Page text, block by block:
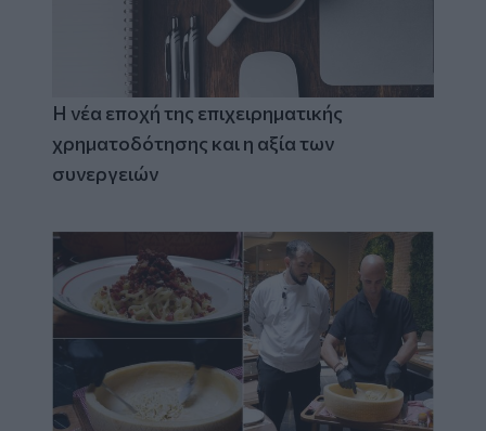
Η νέα εποχή της επιχειρηματικής
χρηματοδότησης και η αξία των
συνεργειών